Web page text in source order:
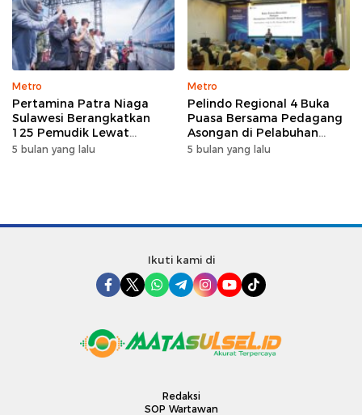
Metro
Pertamina Patra Niaga
Sulawesi Berangkatkan
125 Pemudik Lewat
Program Mudik Gratis
5 bulan yang lalu
Metro
Pelindo Regional 4 Buka
Puasa Bersama Pedagang
Asongan di Pelabuhan
Makassar, Perkuat
5 bulan yang lalu
Ikuti kami di
Redaksi
SOP Wartawan